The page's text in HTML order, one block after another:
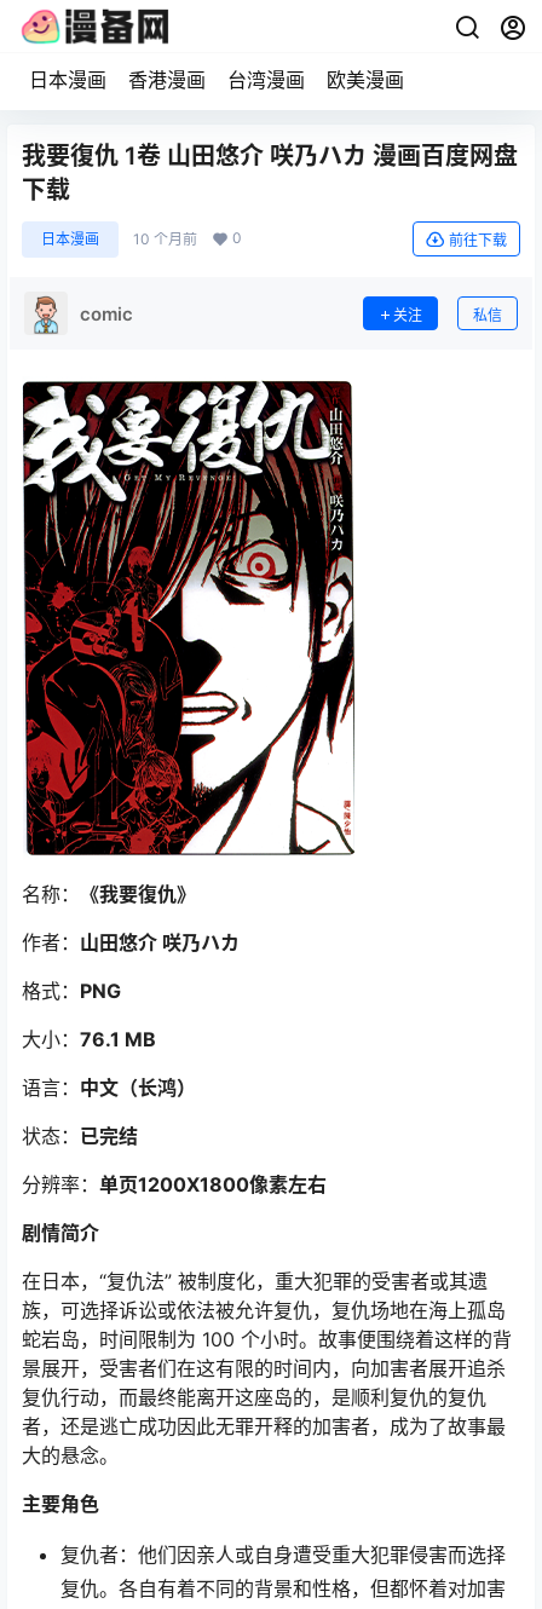
日本漫画 香港漫画 台湾漫画 欧美漫画
我要復仇 1卷 山田悠介 咲乃ハカ 漫画百度网盘
下载
日本漫画 10 个月前 0 前往下载
comic 关注 私信
名称：
《我要復仇》
作者： 山田悠介 咲乃ハカ
格式： PNG
大小： 76.1 MB
语言： 中文 （长鸿）
状态： 已完结
分辨率： 单页1200X1800像素左右
剧情简介
在日本，“复仇法” 被制度化，重大犯罪的受害者或其遗
族，可选择诉讼或依法被允许复仇，复仇场地在海上孤岛
蛇岩岛，时间限制为 100 个小时。故事便围绕着这样的背
景展开，受害者们在这有限的时间内，向加害者展开追杀
复仇行动，而最终能离开这座岛的，是顺利复仇的复仇
者，还是逃亡成功因此无罪开释的加害者，成为了故事最
大的悬念。
主要角色
复仇者：他们因亲人或自身遭受重大犯罪侵害而选择
复仇。各自有着不同的背景和性格，但都怀着对加害